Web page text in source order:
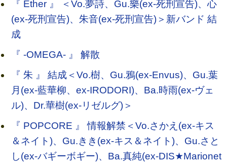
『 Ether 』 ＜Vo.夢詩、Gu.樂(ex-死刑宣告)、心
(ex-死刑宣告)、朱音(ex-死刑宣告)＞新バンド 結
成
『 -OMEGA- 』 解散
『 朱 』 結成＜Vo.樹、Gu.鴉(ex-Envus)、Gu.葉
月(ex-藍華柳、ex-IRODORI)、Ba.時雨(ex-ヴェ
ル)、Dr.華樹(ex-リゼルグ)＞
『 POPCORE 』 情報解禁＜Vo.さかえ(ex-キス
＆ネイト)、Gu.きき(ex-キス＆ネイト)、Gu.さと
し(ex-バギーボギー)、Ba.真純(ex-DIS★Marionet